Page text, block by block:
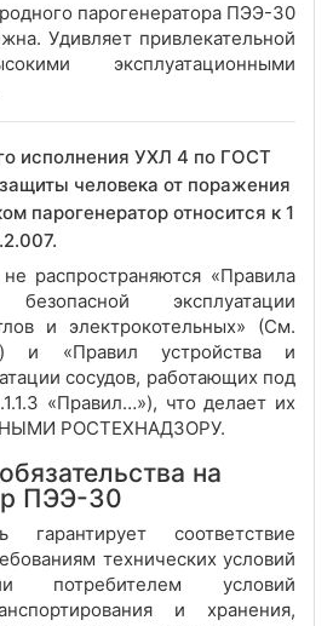
парогенератора ПЭЭ-30
Удивляет привлекательной
эксплуатационными
исполнения УХЛ 4 по ГОСТ
человека от поражения
парогенератор относится к 1
распространяются «Правила
эксплуатации
и электрокотельных» (См.
и «Правил устройства и
сосудов, работающих под
«Правил…»), что делает их
РОСТЕХНАДЗОРУ.
на
ПЭЭ-30
гарантирует соответствие
технических условий
потребителем условий
и хранения,